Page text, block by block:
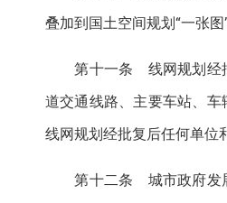
叠加到国土空间规划“一张
第十一条 线网规划经批
道交通线路、主要车站、
线网规划经批复后任何单位
第十二条 城市政府发展